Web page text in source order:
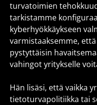
turvatoimien
tarkistamme
kyberhyökkäykseen
varmistaaksemme,
pystyttäisin
vahingot yritykselle
Hän lisäsi, että vaikka
tietoturvapolitiikka tai